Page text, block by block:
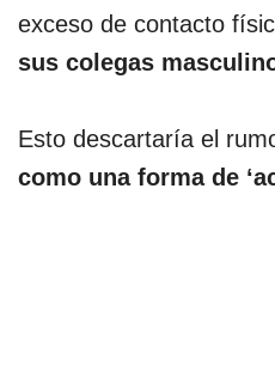
exceso de contacto
sus colegas
Esto descartaría el
como una forma de